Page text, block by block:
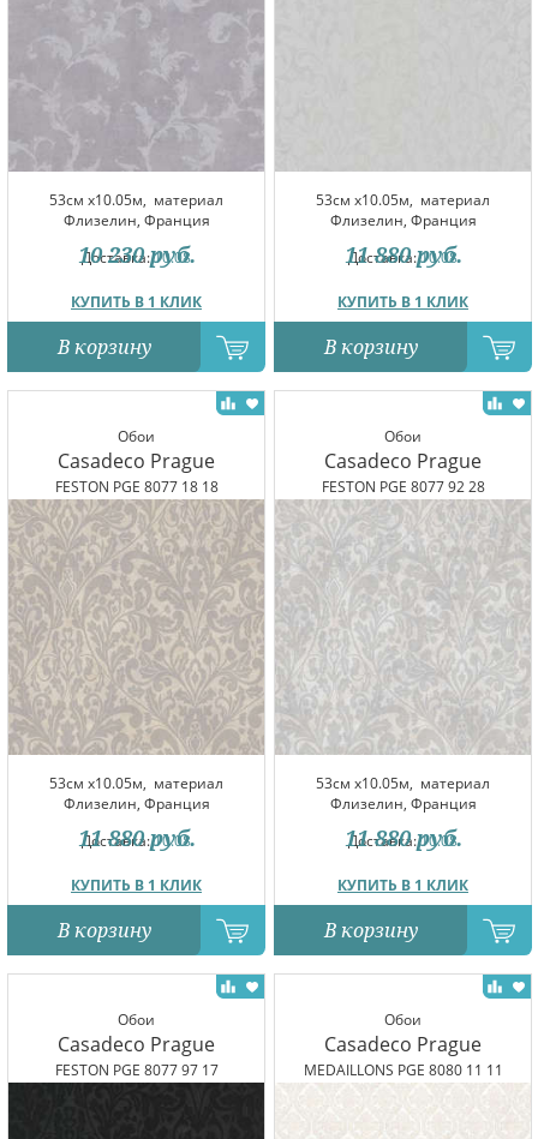
53см x10.05м, материал
Флизелин, Франция
Доставка:10.08
КУПИТЬ В 1 КЛИК
10 230 руб.
В корзину
53см x10.05м, материал
Флизелин, Франция
Доставка:10.08
КУПИТЬ В 1 КЛИК
11 880 руб.
В корзину
Обои
Casadeco Prague
FESTON PGE 8077 18 18
53см x10.05м, материал
Флизелин, Франция
Доставка:10.08
КУПИТЬ В 1 КЛИК
11 880 руб.
В корзину
Обои
Casadeco Prague
FESTON PGE 8077 92 28
53см x10.05м, материал
Флизелин, Франция
Доставка:10.08
КУПИТЬ В 1 КЛИК
11 880 руб.
В корзину
Обои
Casadeco Prague
FESTON PGE 8077 97 17
Обои
Casadeco Prague
MEDAILLONS PGE 8080 11 11